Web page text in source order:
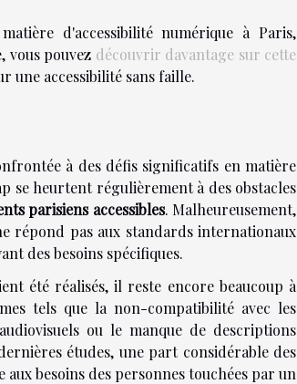
d'accessibilité numérique à Paris,
vous pouvez découvrir davantage sur cette
une accessibilité sans faille.
à des défis significatifs en matière
se heurtent régulièrement à des obstacles
parisiens accessibles. Malheureusement,
répond pas aux standards internationaux
des besoins spécifiques.
été réalisés, il reste encore beaucoup à
tels que la non-compatibilité avec les
ou le manque de descriptions
études, une part considérable des
besoins des personnes touchées par un